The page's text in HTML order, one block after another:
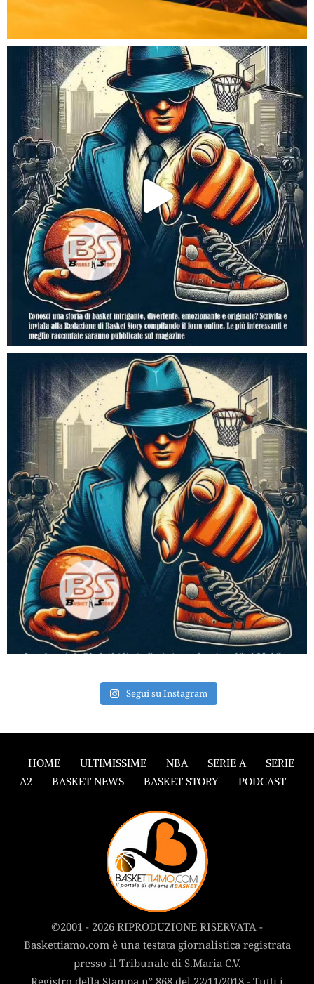
Segui su Instagram
HOME ULTIMISSIME NBA SERIE A
SERIE
A2
BASKET NEWS BASKET STORY PODCAST
©2001 - 2026 RIPRODUZIONE RISERVATA -
Baskettiamo.com è una testata giornalistica registrata
presso il Tribunale di S.Maria C.V.